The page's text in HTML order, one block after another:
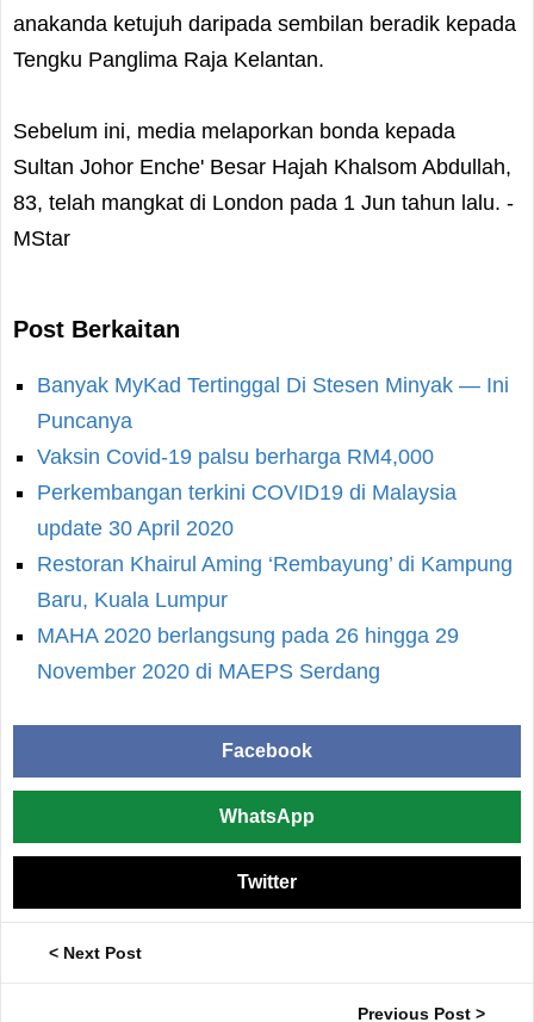
anakanda ketujuh daripada sembilan beradik kepada
Tengku Panglima Raja Kelantan.
Sebelum ini, media melaporkan bonda kepada
Sultan Johor Enche' Besar Hajah Khalsom Abdullah,
83, telah mangkat di London pada 1 Jun tahun lalu. -
MStar
Post Berkaitan
Banyak MyKad Tertinggal Di Stesen Minyak — Ini
Puncanya
Vaksin Covid-19 palsu berharga RM4,000
Perkembangan terkini COVID19 di Malaysia
update 30 April 2020
Restoran Khairul Aming ‘Rembayung’ di Kampung
Baru, Kuala Lumpur
MAHA 2020 berlangsung pada 26 hingga 29
November 2020 di MAEPS Serdang
Facebook
WhatsApp
Twitter
< Next Post
Previous Post >